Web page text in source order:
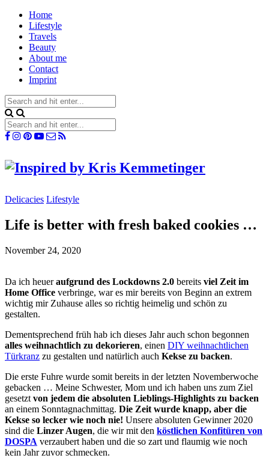
Home
Lifestyle
Travels
Beauty
About me
Contact
Imprint
Delicacies Lifestyle
Life is better with fresh baked cookies …
November 24, 2020
Da ich heueraufgrund des Lockdowns 2.0 bereits viel Zeit im
Home Office verbringe, war es mir bereits von Beginn an extrem
wichtig mir Zuhause alles so richtig heimelig und schön zu
gestalten.
Dementsprechend früh hab ich dieses Jahr auch schon begonnen
alles weihnachtlich zu dekorieren, einen DIY weihnachtlichen
Türkranz zu gestalten und natürlich auch Kekse zu backen.
Die erste Fuhre wurde somit bereits in der letzten Novemberwoche
gebacken … Meine Schwester, Mom und ich haben uns zum Ziel
gesetzt von jedem die absoluten Lieblings-Highlights zu backen
an einem Sonntagnachmittag. Die Zeit wurde knapp, aber die
Kekse so lecker wie noch nie! Unsere absoluten Gewinner 2020
sind die Linzer Augen, die wir mit den köstlichen Konfitüren von
DOSPA verzaubert haben und die so zart und flaumig wie noch
kein Jahr zuvor schmecken.